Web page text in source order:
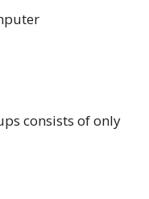
consists of only